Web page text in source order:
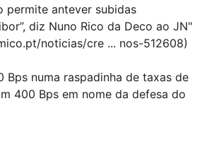
permite antever subidas
diz Nuno Rico da Deco ao JN"
noticias/cre ... nos-512608)
Bps numa raspadinha de taxas de
400 Bps em nome da defesa do